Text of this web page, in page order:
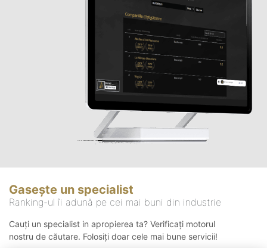
Gasește un specialist
Ranking-ul îi adună pe cei mai buni din industrie
Cauți un specialist in apropierea ta? Verificați motorul
nostru de căutare. Folosiți doar cele mai bune servicii!